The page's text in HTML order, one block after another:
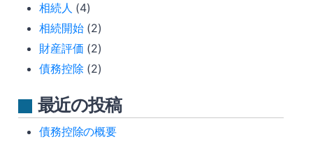
相続人 (4)
相続開始(2)
財産評価 (2)
債務控除 (2)
最近の投稿
債務控除の概要